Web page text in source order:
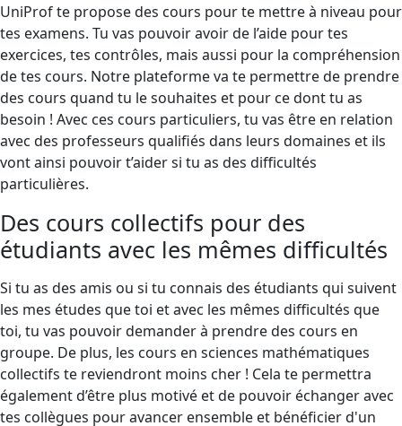
UniProf te propose des cours pour te mettre à niveau pour
tes examens. Tu vas pouvoir avoir de l’aide pour tes
exercices, tes contrôles, mais aussi pour la compréhension
de tes cours. Notre plateforme va te permettre de prendre
des cours quand tu le souhaites et pour ce dont tu as
besoin ! Avec ces cours particuliers, tu vas être en relation
avec des professeurs qualifiés dans leurs domaines et ils
vont ainsi pouvoir t’aider si tu as des difficultés
particulières.
Des cours collectifs pour des
étudiants avec les mêmes difficultés
Si tu as des amis ou si tu connais des étudiants qui suivent
les mes études que toi et avec les mêmes difficultés que
toi, tu vas pouvoir demander à prendre des cours en
groupe. De plus, les cours en sciences mathématiques
collectifs te reviendront moins cher ! Cela te permettra
également d’être plus motivé et de pouvoir échanger avec
tes collègues pour avancer ensemble et bénéficier d'un